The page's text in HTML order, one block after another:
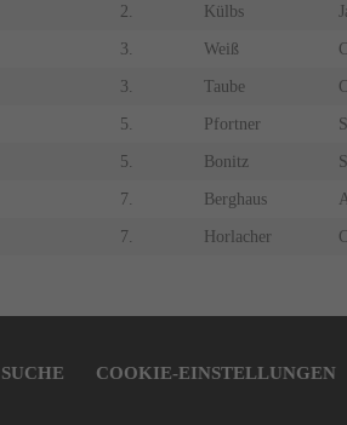
2. Külbs
3. Weiß
3. Taube
5. Pfortner
5. Bonitz
7. Berghaus
7. Horlacher
SUCHE COOKIE-EINSTELLUNGEN